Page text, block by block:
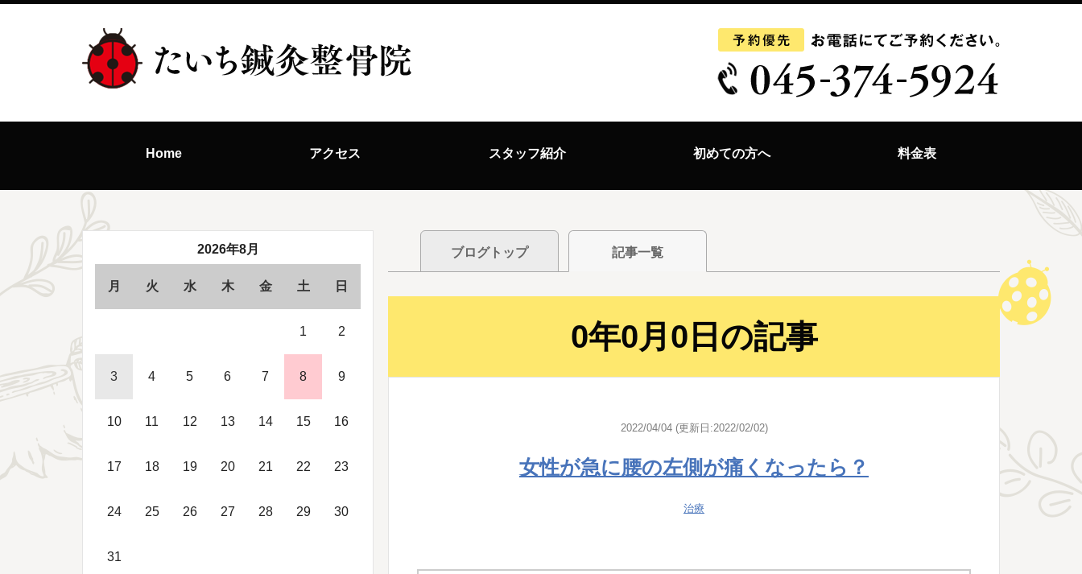
Home アクセス スタッフ紹介 初めての方へ 料金表
ブログトップ 記事一覧
0年0月0日の記事
2022/04/04 (更新日:2022/02/02)
女性が急に腰の左側が痛くなったら？
治療
2026年8月
月 火 水 木 金 土 日
1 2
3 4 5 6 7 8 9
10 11 12 13 14 15 16
17 18 19 20 21 22 23
24 25 26 27 28 29 30
31